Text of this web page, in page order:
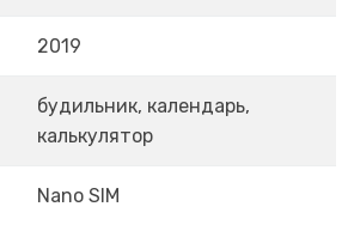
2019
будильник, календарь,
калькулятор
Nano SIM